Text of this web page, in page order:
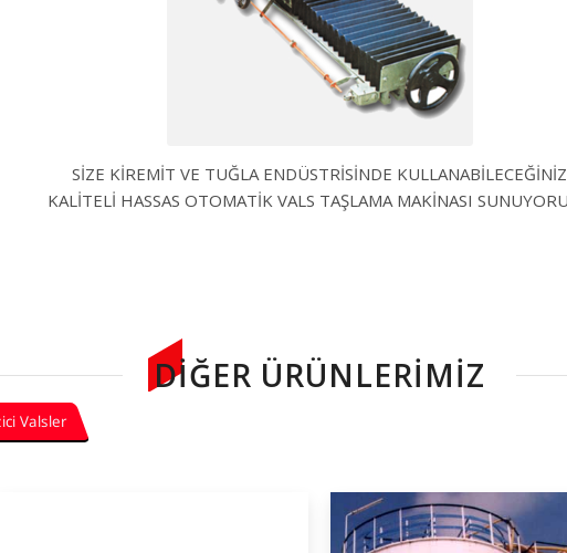
SİZE KİREMİT VE TUĞLA ENDÜSTRİSİNDE KULLANABİLECEĞİNİZ
KALİTELİ HASSAS OTOMATİK VALS TAŞLAMA MAKİNASI
DIĞER ÜRÜNLERIMIZ
Valsler